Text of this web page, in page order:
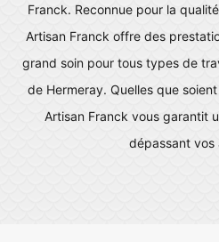
Franck. Reconnue pour la
Artisan Franck offre des
grand soin pour tous types de
de Hermeray. Quelles que
Artisan Franck vous garantit
dépassant vos